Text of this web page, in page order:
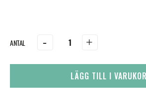
- +
LÄGG TILL I